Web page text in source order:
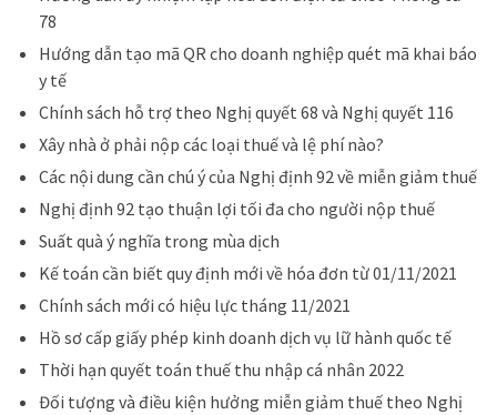
78
Hướng dẫn tạo mã QR cho doanh nghiệp quét mã khai báo
y tế
Chính sách hỗ trợ theo Nghị quyết 68 và Nghị quyết 116
Xây nhà ở phải nộp các loại thuế và lệ phí nào?
Các nội dung cần chú ý của Nghị định 92 về miễn giảm thuế
Nghị định 92 tạo thuận lợi tối đa cho người nộp thuế
Suất quà ý nghĩa trong mùa dịch
Kế toán cần biết quy định mới về hóa đơn từ 01/11/2021
Chính sách mới có hiệu lực tháng 11/2021
Hồ sơ cấp giấy phép kinh doanh dịch vụ lữ hành quốc tế
Thời hạn quyết toán thuế thu nhập cá nhân 2022
Đối tượng và điều kiện hưởng miễn giảm thuế theo Nghị